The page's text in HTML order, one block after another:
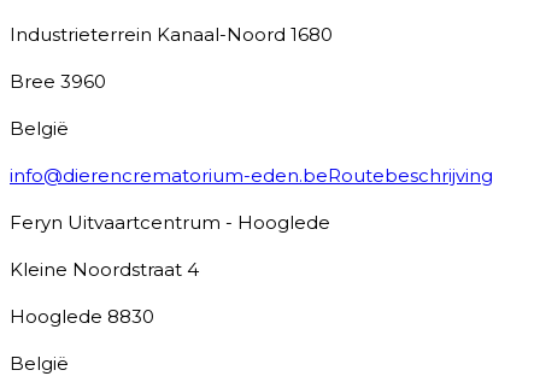
Industrieterrein Kanaal-Noord 1680
Bree 3960
België
info@dierencrematorium-eden.beRoutebeschrijving
Feryn Uitvaartcentrum - Hooglede
Kleine Noordstraat 4
Hooglede 8830
België